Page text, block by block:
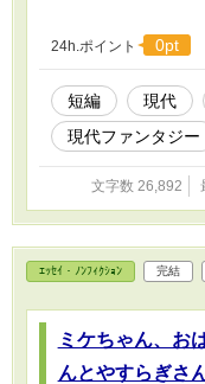
力
月こ
から
した
き加
24h.ポイント 0pt
短編 現代
現代ファンタジー
文字数 26,892
ｴｯｾｲ・ﾉﾝﾌｨｸｼｮﾝ 完結
ミケちゃん、お
んとやすらぎさ